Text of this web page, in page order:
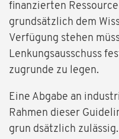
finanzierten
grundsätzlich dem
Verfügung stehen
Lenkungsausschuss
zugrunde zu legen.
Eine Abgabe an
Rahmen dieser
grun dsätzlich